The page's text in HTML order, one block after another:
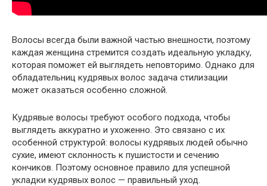
Волосы всегда были важной частью внешности, поэтому
каждая женщина стремится создать идеальную укладку,
которая поможет ей выглядеть неповторимо. Однако для
обладательниц кудрявых волос задача стилизации
может оказаться особенно сложной.
Кудрявые волосы требуют особого подхода, чтобы
выглядеть аккуратно и ухоженно. Это связано с их
особенной структурой: волосы кудрявых людей обычно
сухие, имеют склонность к пушистости и сечению
кончиков. Поэтому основное правило для успешной
укладки кудрявых волос — правильный уход.